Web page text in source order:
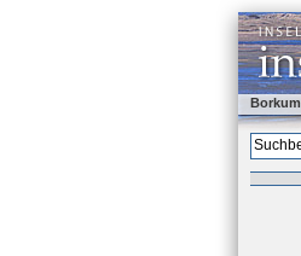
Borkum